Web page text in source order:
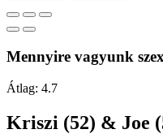
Mennyire vagyunk
Átlag: 4.7
Kriszi (52) & Joe